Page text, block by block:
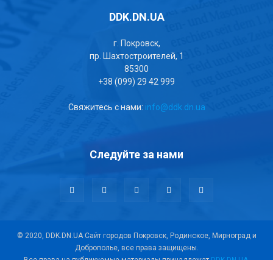
DDK.DN.UA
г. Покровск,
пр. Шахтостроителей, 1
85300
+38 (099) 29 42 999
Свяжитесь с нами: info@ddk.dn.ua
Следуйте за нами
© 2020, DDK.DN.UA Сайт городов Покровск, Родинское, Мирноград и
Доброполье, все права защищены.